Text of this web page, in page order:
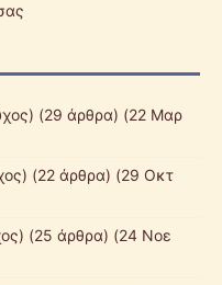
(29 άρθρα) (22 Μαρ
(22 άρθρα) (29 Οκτ
(25 άρθρα) (24 Νοε